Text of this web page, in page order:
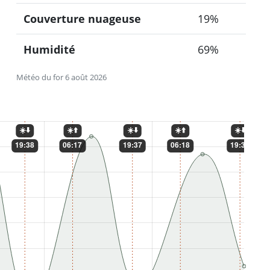
Météo du for 6 août 2026
Couverture nuageuse 19%
Humidité 69%